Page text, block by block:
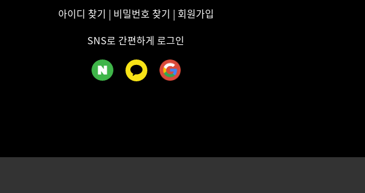
아이디 찾기 | 비밀번호 찾기 | 회원가입
SNS로 간편하게 로그인